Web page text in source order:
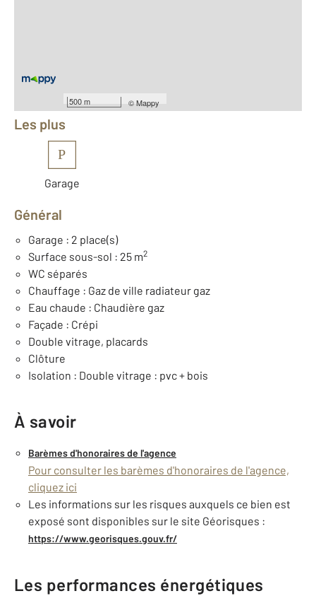
500 m ©Mappy
Équipements
Les plus
P
Garage
Général
Garage : 2 place(s)
Surface sous-sol : 25 m2
WC séparés
Chauffage : Gaz de ville radiateur gaz
Eau chaude : Chaudière gaz
Façade : Crépi
Double vitrage, placards
Clôture
Isolation : Double vitrage : pvc + bois
À savoir
Barèmes d'honoraires de l'agence
Pour consulter les barèmes d'honoraires de l'agence,
cliquez ici
Les informations sur les risques auxquels ce bien est
exposé sont disponibles sur le site Géorisques :
https://www.georisques.gouv.fr/
Les performances énergétiques